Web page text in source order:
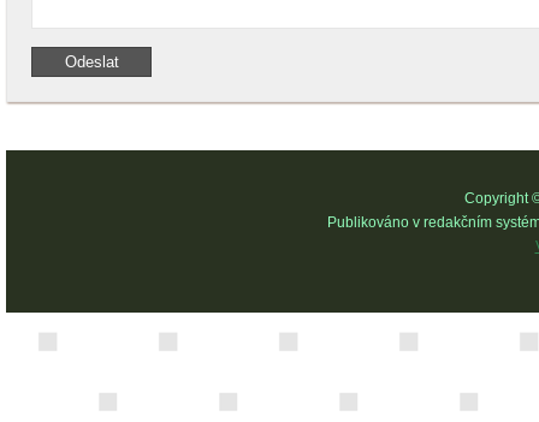
Copyright
Publikováno v redakčním